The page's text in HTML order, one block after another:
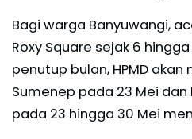
Bagi warga Banyuwangi,
Roxy Square sejak 6 hingga
penutup bulan, HPMD
Sumenep pada 23 Mei dan
pada 23 hingga 30 Mei